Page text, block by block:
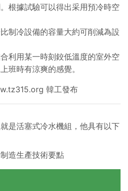
根據試驗可以得出采用預冷時空
制冷設備的容量大約可削減為設
利用某一時刻鉸低溫度的室外空
班時有涼爽的感覺。
韓工發布
是活塞式冷水機組，他具有以下
造生產技術要點